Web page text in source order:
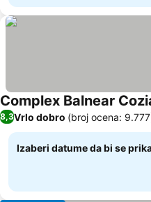
Complex Balnear
8,3Vrlo dobro (broj ocena:
Izaberi datume da bi se